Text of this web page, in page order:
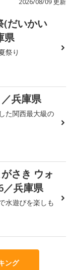
(だいかい
県
祭り
兵庫県
た関西最大級の
さき ウォ
／兵庫県
水遊びを楽しも
ング